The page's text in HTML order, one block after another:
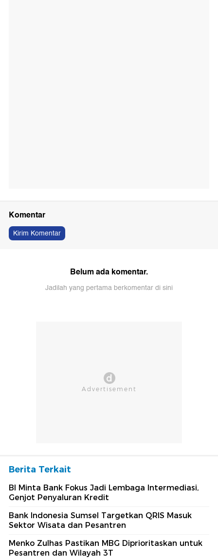
Komentar
Kirim Komentar
Belum ada komentar.
Jadilah yang pertama berkomentar di sini
Berita Terkait
BI Minta Bank Fokus Jadi Lembaga Intermediasi,
Genjot Penyaluran Kredit
Bank Indonesia Sumsel Targetkan QRIS Masuk
Sektor Wisata dan Pesantren
Menko Zulhas Pastikan MBG Diprioritaskan untuk
Pesantren dan Wilayah 3T